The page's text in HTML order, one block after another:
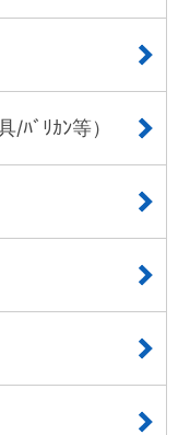
/ﾊﾞﾘｶﾝ等）